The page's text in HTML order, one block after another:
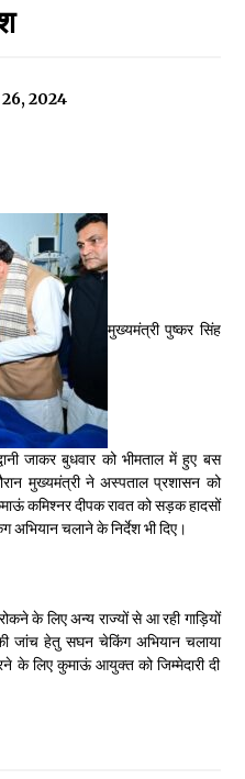
2023
17 May
16 May
14 May
Day 13 May
2024
मुख्यमंत्री पुष्कर सिंह
जाकर बुधवार को भीमताल में हुए बस
मुख्यमंत्री ने अस्पताल प्रशासन को
कमिश्नर दीपक रावत को सड़क हादसों
अभियान चलाने के निर्देश भी दिए।
के लिए अन्य राज्यों से आ रही गाड़ियों
जांच हेतु सघन चेकिंग अभियान चलाया
के लिए कुमाऊं आयुक्त को जिम्मेदारी दी